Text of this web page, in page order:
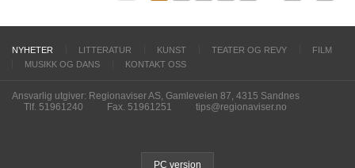
NYHETER LITTERATUR KUNST TEATER OG REVY
FILM
MUSIKK OG DANS
KONTAKT OSS
Ansvarlig utgiver: Regionaviser AS, Gamleveien 87, 4315 Sandnes
Tlf. 51961240
Fax. 51961251 tips@regionaviser.no
PC version